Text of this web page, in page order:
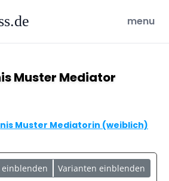
open
menu
Muster Mediator
Muster Mediatorin (weiblich)
Varianten einblenden